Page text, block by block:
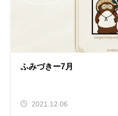
ふみづきー7月
2021.12.06